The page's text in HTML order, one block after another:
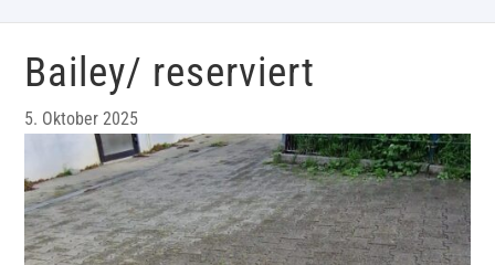
Bailey/ reserviert
5. Oktober 2025